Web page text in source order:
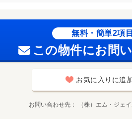
無料・簡単2項
この物件にお問
お気に入りに追
お問い合わせ先 （株）エム・ジェ